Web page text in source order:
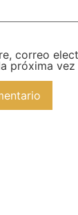
correo
próxima